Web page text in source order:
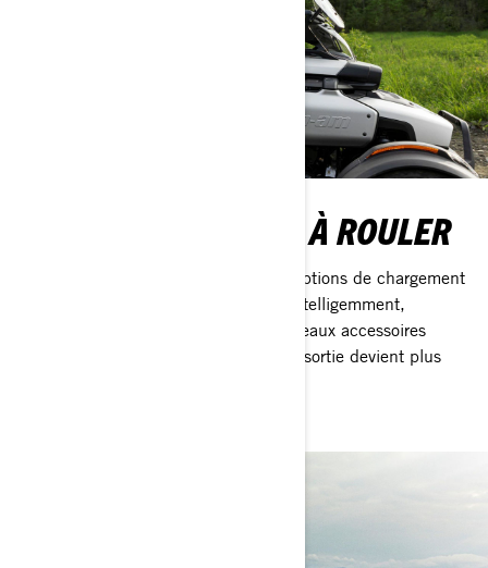
PRÊT À CHARGER ET À ROULER
Avec 21 points de fixation LinQ, vos options de chargement
sont infinies : chargez gros, chargez intelligemment,
préparez-vous à tout. Ajoutez 25 nouveaux accessoires
dédiés au Can-Am Canyon, et chaque sortie devient plus